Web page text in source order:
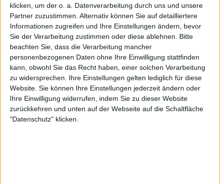
klicken, um der o. a. Datenverarbeitung durch uns und unsere
Partner zuzustimmen. Alternativ können Sie auf detailliertere
Informationen zugreifen und Ihre Einstellungen ändern, bevor
Sie der Verarbeitung zustimmen oder diese ablehnen. Bitte
beachten Sie, dass die Verarbeitung mancher
personenbezogenen Daten ohne Ihre Einwilligung stattfinden
kann, obwohl Sie das Recht haben, einer solchen Verarbeitung
zu widersprechen. Ihre Einstellungen gelten lediglich für diese
Website. Sie können Ihre Einstellungen jederzeit ändern oder
Ihre Einwilligung widerrufen, indem Sie zu dieser Website
zurückkehren und unten auf der Webseite auf die Schaltfläche
"Datenschutz" klicken.
6/10
Review
Thy Catafalque
2
9/10
Review